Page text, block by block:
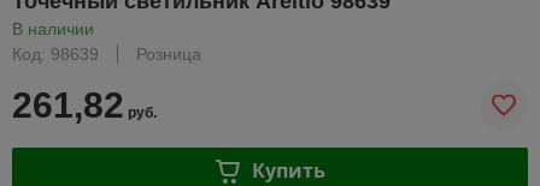
В наличии
Код: 98639
Розница
261,82 руб.
Купить